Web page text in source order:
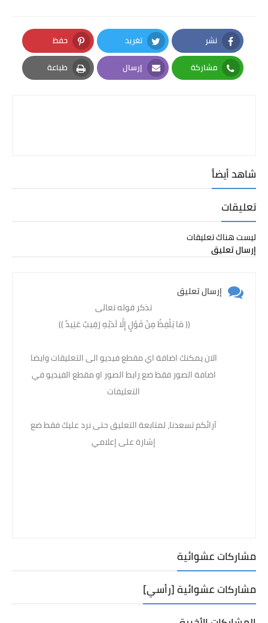
نشر
Facebook
تغريد
Twitter
حفظ
Pinterest
مشاركة
Whatsapp
إرسال
Email
طباعة
Print
شاهد أيضاً
تعليقات
ليست هناك تعليقات
إرسال تعليق
إرسال تعليق
تذكر قوله تعالى
(( مَا يَلْفِظُ مِنْ قَوْلٍ إِلَّا لَدَيْهِ رَقِيبٌ عَتِيدٌ )) ‏
الان يمكنك اضافة اي مقطع فيديو الى التعليقات وايضا
اضافة الصور فقط ضع رابط الصور او مقطع الفيديو في
التعليقات
آرائكم تسعدنا، لمتابعة التعليق حتى نرد عليك فقط ضع
إشارة على إعلامي
مشاركات عشوائية
مشاركات عشوائية [رأسي]